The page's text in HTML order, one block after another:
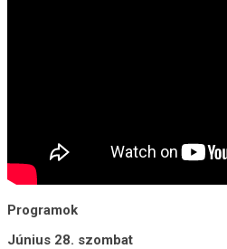
Programok
Június 28. szombat